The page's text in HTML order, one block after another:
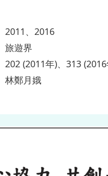
2011、2016
旅遊界
202 (2011年)、313
林鄭月娥